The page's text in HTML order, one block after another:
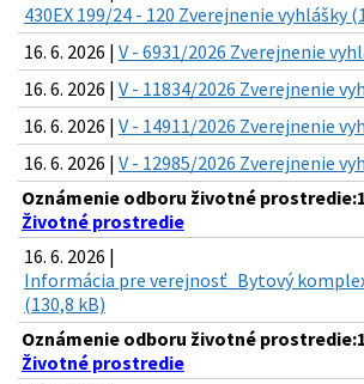
430EX 199/24 - 120 Zverejnenie vyhlášky
16. 6. 2026 | V - 6931/2026 Zverejnenie
16. 6. 2026 | V - 11834/2026 Zverejnenie
16. 6. 2026 | V - 14911/2026 Zverejnenie
16. 6. 2026 | V - 12985/2026 Zverejnenie
Oznámenie odboru životné
Životné prostredie
16. 6. 2026 |
Informácia pre verejnosť_Bytový komplex
(130,8 kB)
Oznámenie odboru životné
Životné prostredie